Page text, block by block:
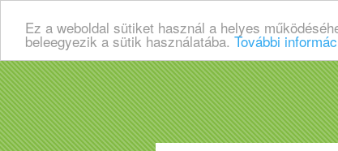
Ez a weboldal sütiket használ a helyes
beleegyezik a sütik használatába. További